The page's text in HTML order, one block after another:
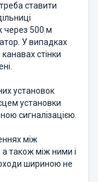
ставити
через 500 м
У випадках
стінки
установок
установки
сигналізацією.
між
також між ними і
шириною не